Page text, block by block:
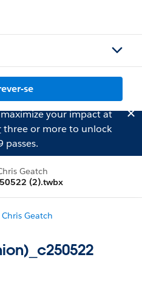
se
your impact at
three or more to unlock
passes.
Geatch
(2).twbx
Chris Geatch